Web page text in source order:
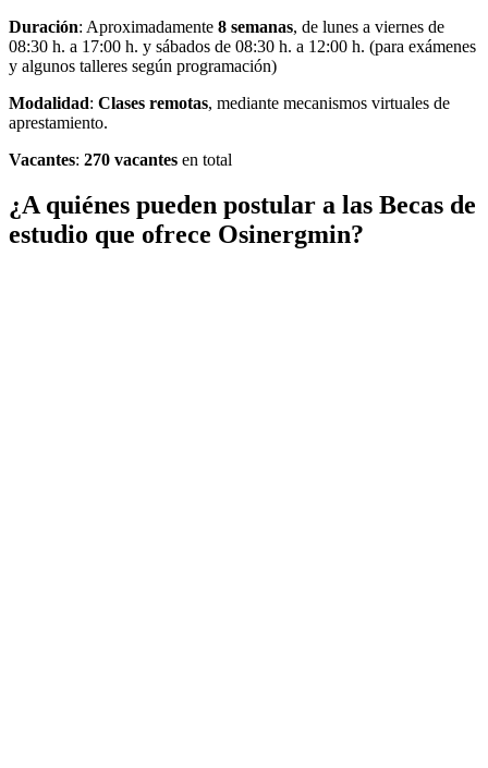
Duración: Aproximadamente 8 semanas, de lunes a viernes de
08:30 h. a 17:00 h. y sábados de 08:30 h. a 12:00 h. (para exámenes
y algunos talleres según programación)
Modalidad: Clases remotas, mediante mecanismos virtuales de
aprestamiento.
Vacantes: 270 vacantes en total
¿A quiénes pueden postular a las Becas de
estudio que ofrece Osinergmin?